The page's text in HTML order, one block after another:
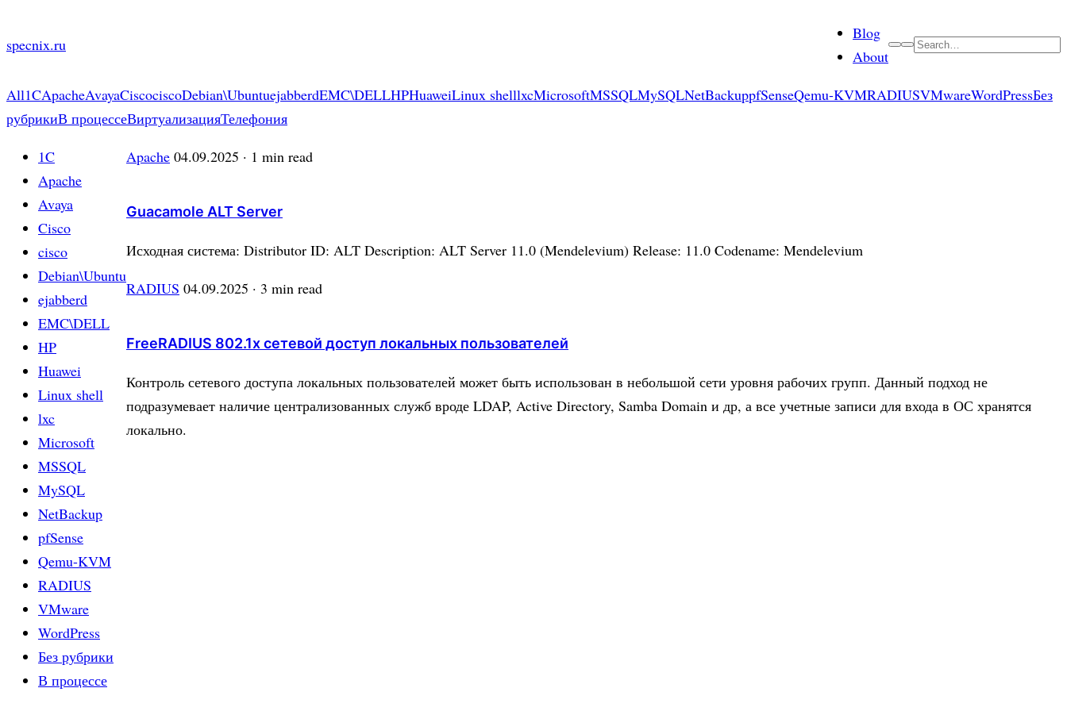
to
specnix.ru
Blog
About
Search
All1CApacheAvayaCiscociscoDebian\UbuntuejabberdEMC\DELLHPHuaweiLinux shelllxcMicrosoftMSSQLMySQLNetBackuppfSenseQemu-KVMRADIUSVMwareWordPressБез
рубрикиВ процессеВиртуализацияТелефония
1C
Apache
Avaya
Cisco
cisco
Debian\Ubuntu
ejabberd
EMC\DELL
HP
Huawei
Linux shell
lxc
Microsoft
MSSQL
MySQL
NetBackup
pfSense
Qemu-KVM
RADIUS
VMware
WordPress
Без рубрики
В процессе
Apache 04.09.2025 · 1 min read
Guacamole ALT Server
Исходная система: Distributor ID: ALT Description: ALT Server 11.0 (Mendelevium) Release: 11.0 Codename: Mendelevium
RADIUS 04.09.2025 · 3 min read
FreeRADIUS 802.1x сетевой доступ локальных пользователей
Контроль сетевого доступа локальных пользователей может быть использован в небольшой сети уровня рабочих групп. Данный подход не
подразумевает наличие централизованных служб вроде LDAP, Active Directory, Samba Domain и др, а все учетные записи для входа в ОС хранятся
локально.